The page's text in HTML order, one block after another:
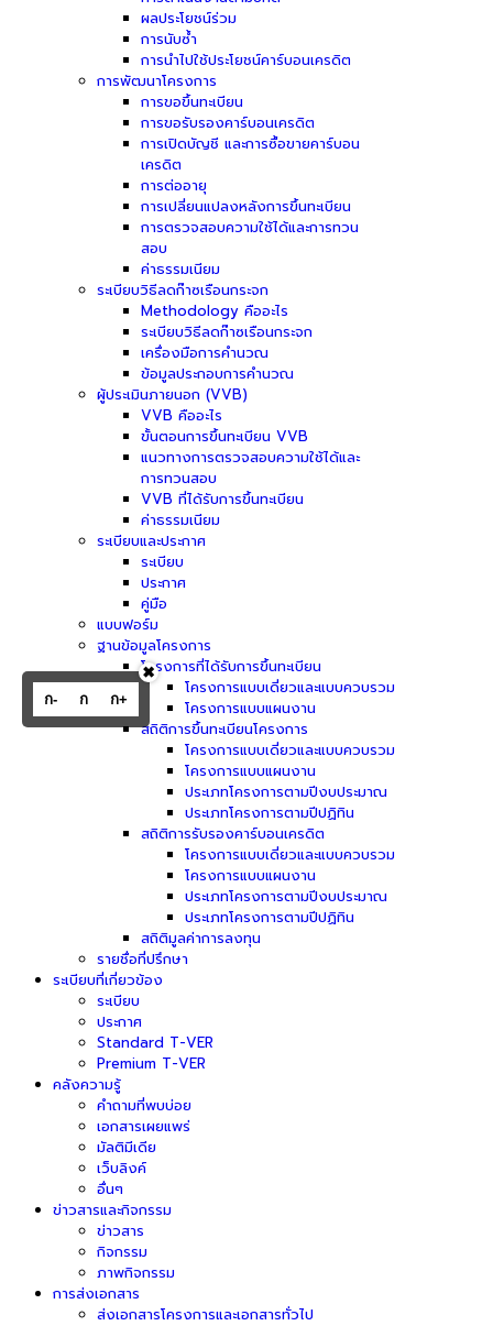
ผลประโยชน์ร่วม
การนับซ้ำ
การนำไปใช้ประโยชน์คาร์บอนเครดิต
การพัฒนาโครงการ
การขอขึ้นทะเบียน
การขอรับรองคาร์บอนเครดิต
การเปิดบัญชี และการซื้อขายคาร์บอน
เครดิต
การต่ออายุ
การเปลี่ยนแปลงหลังการขึ้นทะเบียน
การตรวจสอบความใช้ได้และการทวน
สอบ
ค่าธรรมเนียม
ระเบียบวิธีลดก๊าซเรือนกระจก
Methodology คืออะไร
ระเบียบวิธีลดก๊าซเรือนกระจก
เครื่องมือการคำนวณ
ข้อมูลประกอบการคำนวณ
ผู้ประเมินภายนอก (VVB)
VVB คืออะไร
ขั้นตอนการขึ้นทะเบียน VVB
แนวทางการตรวจสอบความใช้ได้และ
การทวนสอบ
VVB ที่ได้รับการขึ้นทะเบียน
ค่าธรรมเนียม
ระเบียบและประกาศ
ระเบียบ
ประกาศ
คู่มือ
แบบฟอร์ม
ฐานข้อมูลโครงการ
โครงการที่ได้รับการขึ้นทะเบียน
โครงการแบบเดี่ยวและแบบควบรวม
โครงการแบบแผนงาน
สถิติการขึ้นทะเบียนโครงการ
โครงการแบบเดี่ยวและแบบควบรวม
โครงการแบบแผนงาน
ประเภทโครงการตามปีงบประมาณ
ประเภทโครงการตามปีปฏิทิน
สถิติการรับรองคาร์บอนเครดิต
โครงการแบบเดี่ยวและแบบควบรวม
โครงการแบบแผนงาน
ประเภทโครงการตามปีงบประมาณ
ประเภทโครงการตามปีปฏิทิน
สถิติมูลค่าการลงทุน
รายชื่อที่ปรึกษา
ระเบียบที่เกี่ยวข้อง
ระเบียบ
ประกาศ
Standard T-VER
Premium T-VER
คลังความรู้
คำถามที่พบบ่อย
เอกสารเผยแพร่
มัลติมีเดีย
เว็บลิงค์
อื่นๆ
ข่าวสารและกิจกรรม
ข่าวสาร
กิจกรรม
ภาพกิจกรรม
การส่งเอกสาร
ส่งเอกสารโครงการและเอกสารทั่วไป
ก- ก ก+
✖